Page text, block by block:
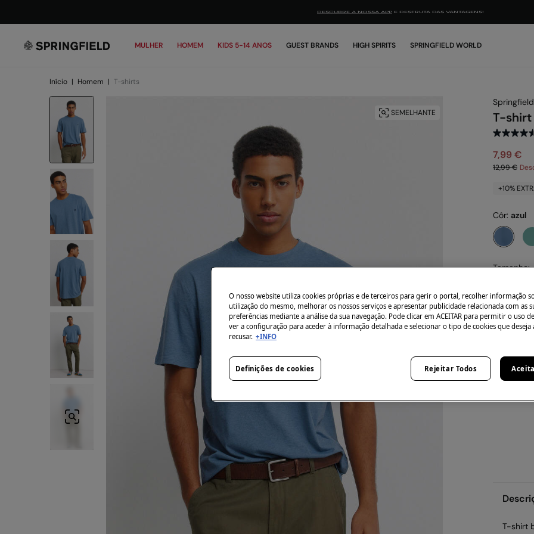
DESCUBRE A NOSSA APP E DESFRUTA DAS VANTAGENS!
MULHER HOMEM KIDS 5-14 ANOS GUEST BRANDS HIGH SPIRITS SPRINGFIELD WORLD
Início | Homem | T-shirts
SEMELHANTE
Springfield
T-shirt
7,99 €
12,99 €
+10%
Côr: azul
Tamanho:
XS
XXL
T-shirt
O nosso website utiliza cookies próprias e de terceiros para gerir o portal, recolher informação
utilização do mesmo, melhorar os nossos serviços e apresentar publicidade relacionada com as
preferências mediante a análise da sua navegação. Pode clicar em ACEITAR para permitir o uso
ver a configuração para aceder à informação detalhada e selecionar o tipo de cookies que deseja
recusar. +INFO
Rejeitar Todos
Definições de cookies